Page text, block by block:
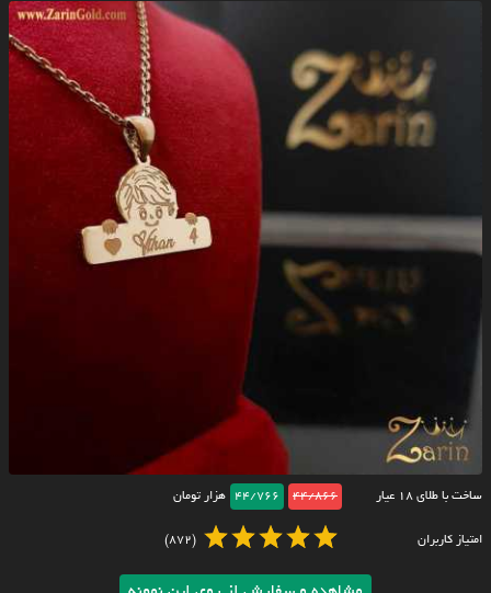
ساخت با طلای ۱۸ عیار 44/866
44/766 هزار تومان
امتیاز کاربران (872)